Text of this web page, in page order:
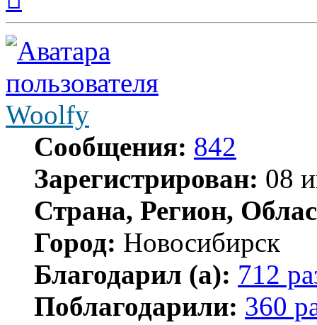
началу
Woolfy
Сообщения: 842
Зарегистрирован: 08
Страна, Регион,
Город: Новосибирск
Благодарил (а): 712
Поблагодарили: 360